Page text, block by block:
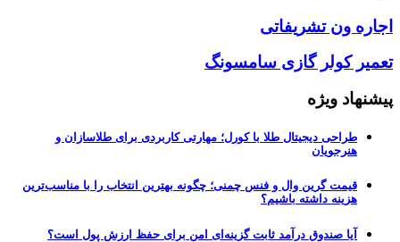
اجاره ون تشریفاتی
تعمیر کولر گازی سامسونگ
پیشنهاد ویژه
طراحی دیجیتال طلا با کورل؛ مهارتی کاربردی برای طلاسازان و
هنرجویان
قیمت گرین وال و فنس چمنی؛ چگونه بهترین انتخاب را با مناسب‌ترین
هزینه داشته باشیم؟
آیا صندوق درآمد ثابت گزینه‌ای امن برای حفظ ارزش پول است؟